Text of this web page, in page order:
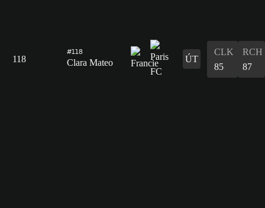
118
#118
Clara Mateo ÚT
CLK
85
RCH
87